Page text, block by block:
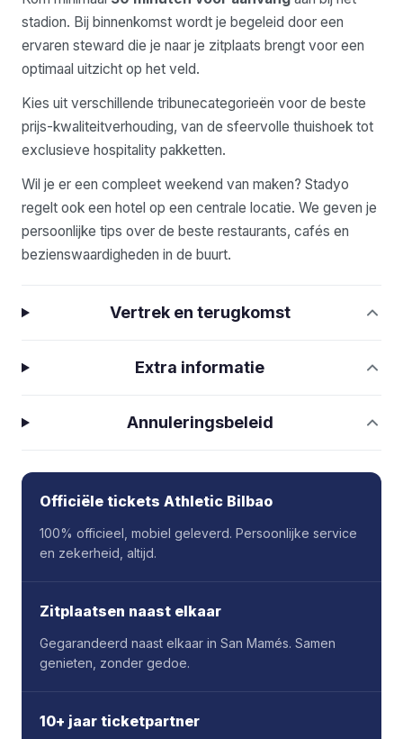
stadion. Bij binnenkomst wordt je begeleid door een
ervaren steward die je naar je zitplaats brengt voor een
optimaal uitzicht op het veld.
Kies uit verschillende tribunecategorieën voor de beste
prijs-kwaliteitverhouding, van de sfeervolle thuishoek tot
exclusieve hospitality pakketten.
Wil je er een compleet weekend van maken? Stadyo
regelt ook een hotel op een centrale locatie. We geven je
persoonlijke tips over de beste restaurants, cafés en
bezienswaardigheden in de buurt.
Vertrek en terugkomst
Extra informatie
Annuleringsbeleid
Officiële tickets Athletic Bilbao
100% officieel, mobiel geleverd. Persoonlijke service
en zekerheid, altijd.
Zitplaatsen naast elkaar
Gegarandeerd naast elkaar in San Mamés. Samen
genieten, zonder gedoe.
10+ jaar ticketpartner